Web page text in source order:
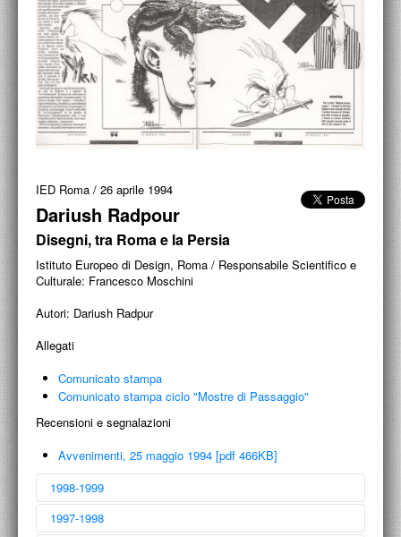
PUBBLICAZIONI
CONFERENZE
VIDEO
COLLEZIONE
ACCADEMIA NAZIONALE DI SAN LUCA
I.E.D. / ROMA
POLITECNICO DI BARI
A.A.M. ARCHITETTURA ARTE MODERNA
ARTISTI
DUETTI / DUELLI
LABORATORI DI PROGETTAZIONE
PROGETTI D'OPERA
IED Roma / 26 aprile 1994
Dariush Radpour
Disegni, tra Roma e la Persia
Istituto Europeo di Design, Roma / Responsabile Scientifico e
Culturale: Francesco Moschini
Autori: Dariush Radpur
Allegati
Comunicato stampa
Comunicato stampa ciclo "Mostre di Passaggio"
Recensioni e segnalazioni
Avvenimenti, 25 maggio 1994 [pdf 466KB]
1998-1999
1997-1998